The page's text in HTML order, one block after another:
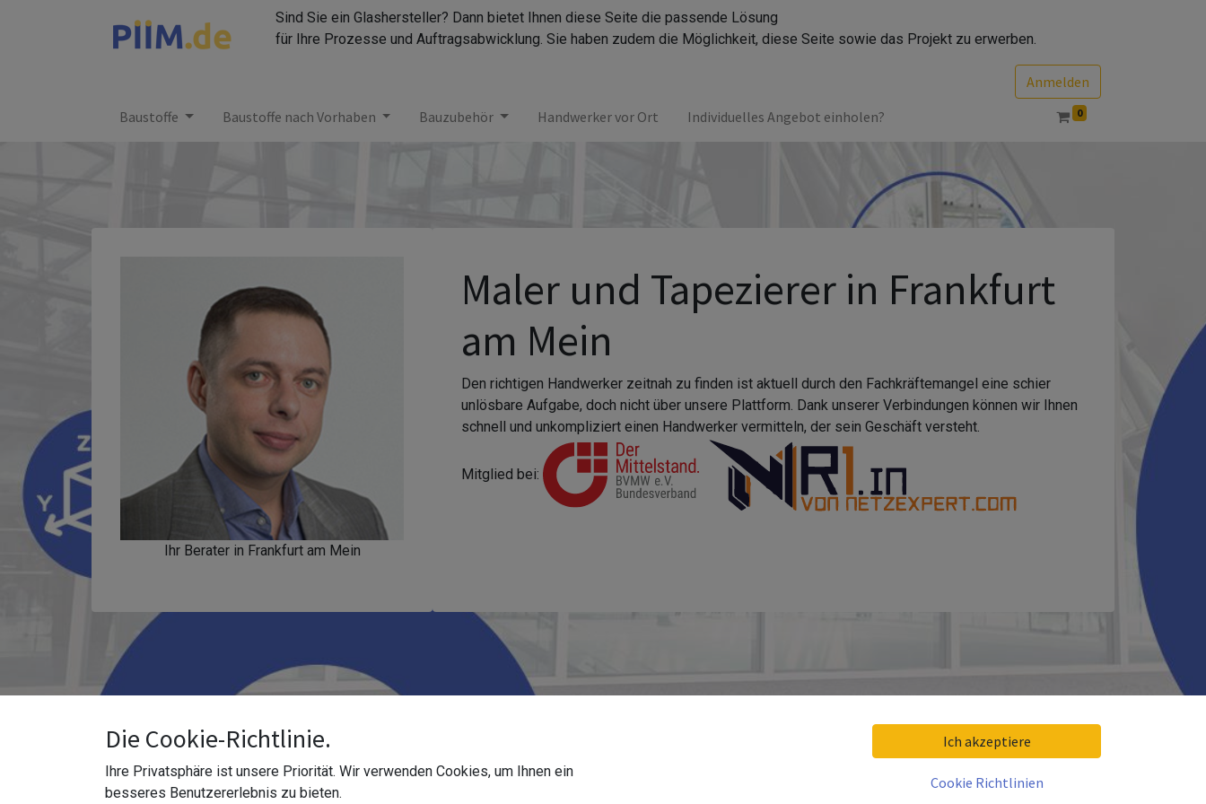
Sind Sie ein Glashersteller? Dann bietet Ihnen diese Seite die passende Lösung
für Ihre Prozesse und Auftragsabwicklung. Sie haben zudem die Möglichkeit, diese Seite sowie das Projekt zu erwerben.
Anmelden
Baustoffe
Baustoffe nach Vorhaben Bauzubehör Handwerker vor Ort Individuelles Angebot einholen? 0
Ihr Berater in Frankfurt am Mein
Maler und Tapezierer in Frankfurt
am Mein
Den richtigen Handwerker zeitnah zu finden ist aktuell durch den Fachkräftemangel eine schier
unlösbare Aufgabe, doch nicht über unsere Plattform. Dank unserer Verbindungen können wir Ihnen
schnell und unkompliziert einen Handwerker vermitteln, der sein Geschäft versteht.
Mitglied bei:
Die Cookie-Richtlinie.
Ihre Privatsphäre ist unsere Priorität. Wir verwenden Cookies, um Ihnen ein
besseres Benutzererlebnis zu bieten.
Ich akzeptiere
Cookie Richtlinien